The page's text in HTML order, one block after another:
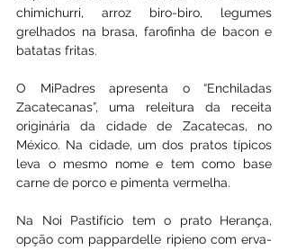
chimichurri, arroz biro-biro, legumes
grelhados na brasa, farofinha de bacon e
batatas fritas.
O MiPadres apresenta o “Enchiladas
Zacatecanas”, uma releitura da receita
originária da cidade de Zacatecas, no
México. Na cidade, um dos pratos típicos
leva o mesmo nome e tem como base
carne de porco e pimenta vermelha.
Na Noi Pastifício tem o prato Herança,
opção com pappardelle ripieno com erva-